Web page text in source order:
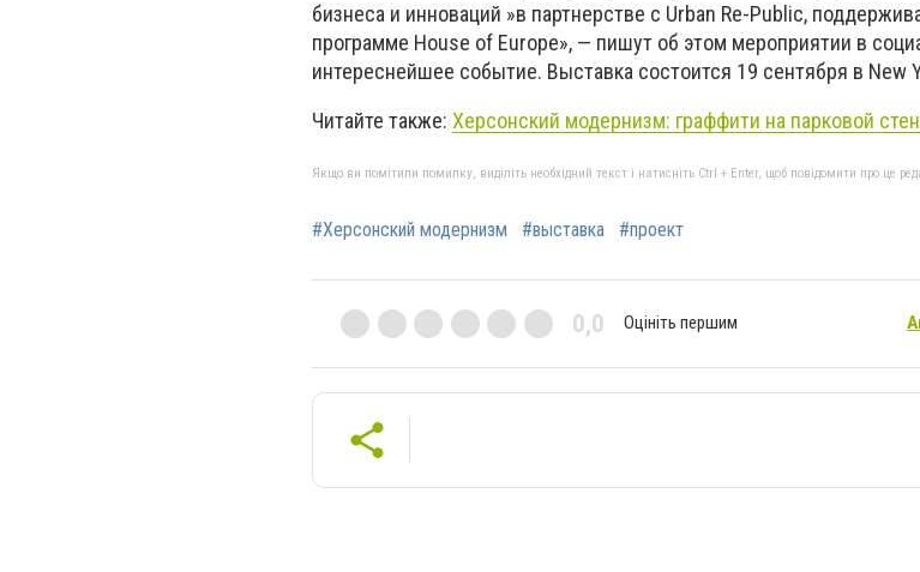
бизнеса и инноваций »в партнерстве с Urban Re-Public,
программе House of Europe», — пишут об этом мероприятии в
интереснейшее событие. Выставка состоится 19 сентября в New
Читайте также: Херсонский модернизм: граффити на парковой
Якщо ви помітили помилку, виділіть необхідний текст і натисніть Ctrl + Enter, щоб повідомити про це
#Херсонский модернизм #выставка #проект
0,0 Оцініть першим